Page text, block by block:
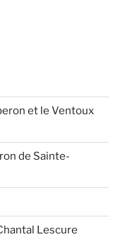
et le Ventoux
de Sainte-
Lescure